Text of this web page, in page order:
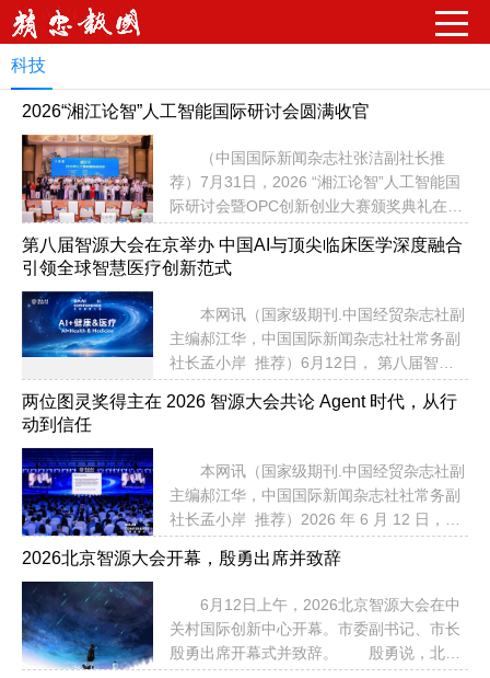
科技
2026“湘江论智”人工智能国际研讨会圆满收官
（中国国际新闻杂志社张洁副社长推
荐）7月31日，2026 “湘江论智”人工智能国
际研讨会暨OPC创新创业大赛颁奖典礼在大
盛会紧扣2026世界人工智能大会发展风向，
恰逢 “2026年世界名校博士湖南行” 系列活
代表，以 “以赛聚才、以论促研、以产兴城”
为核心，搭建起链接全球 AI 资源与湖南本土
产业的国际化高端对话平台，活动全程获得
央、省、市多级主流媒体全方位跟踪报
第八届智源大会在京举办 中国AI与顶尖临床医学深度融合
引领全球智慧医疗创新范式
本网讯（国家级期刊.中国经贸杂志社副
主编郝江华，中国国际新闻杂志社社常务副
社长孟小岸 推荐）6月12日， 第八届智源
为全球人工智能领域顶级年度学术盛会，大
AI思想交融、理论创新与趋势发布的核心国
际平台，是极具全球影响力的中国人工智能
品牌峰会。 本届大会秉持前沿原创、硬
核学术的办会定位，汇聚全球200余位顶尖
模型、通用智能体、具身智能、AI自...
两位图灵奖得主在 2026 智源大会共论 Agent 时代，从行
动到信任
本网讯（国家级期刊.中国经贸杂志社副
主编郝江华，中国国际新闻杂志社社常务副
社长孟小岸 推荐）2026 年 6 月 12 日，第
最火热的研究焦点正从大模型带来的语言、
用工具、连续执行并影响真实世界的 AI
Agent。这个转折让两个问题同时变得尖
锐：智能体如何学会行动，智能体又应当被
2026北京智源大会开幕，殷勇出席并致辞
6月12日上午，2026北京智源大会在中
关村国际创新中心开幕。市委副书记、市长
殷勇出席开幕式并致辞。 殷勇说，北京